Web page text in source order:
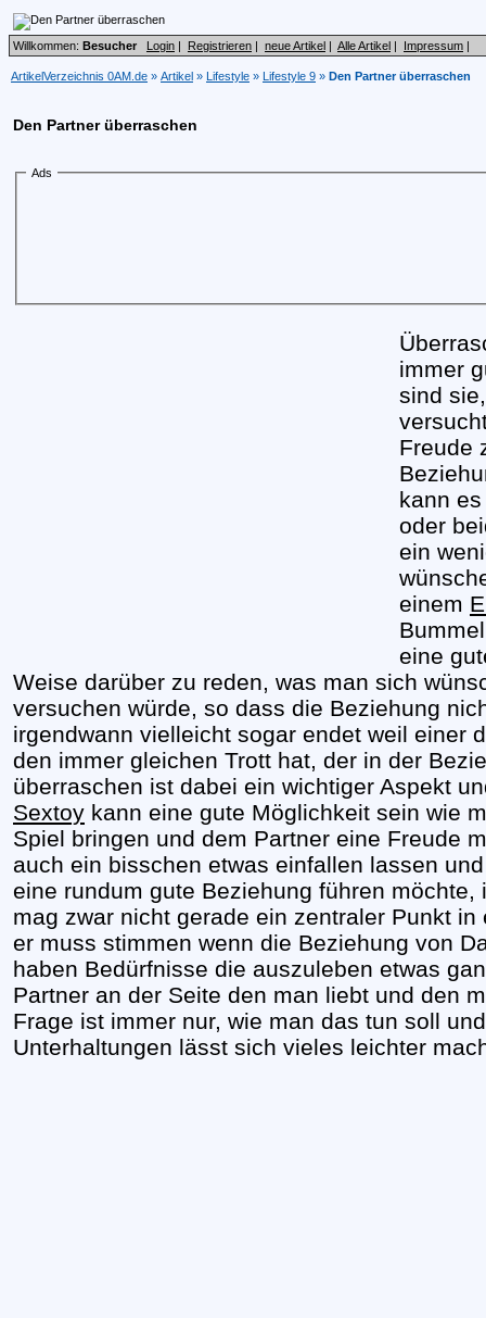
Willkommen: Besucher Login | Registrieren | neue Artikel | Alle Artikel | Impressum |
ArtikelVerzeichnis 0AM.de » Artikel » Lifestyle » Lifestyle 9 » Den Partner überraschen
Den Partner überraschen
Ads
immer
sind
Freude
kann
oder
ein
einem
eine
Weise darüber zu reden, was man sich
versuchen würde, so dass die Beziehung
irgendwann vielleicht sogar endet weil einer
den immer gleichen Trott hat, der in der
überraschen ist dabei ein wichtiger Aspekt
Sextoy kann eine gute Möglichkeit sein wie
Spiel bringen und dem Partner eine Freude
auch ein bisschen etwas einfallen lassen
eine rundum gute Beziehung führen
mag zwar nicht gerade ein zentraler Punkt
er muss stimmen wenn die Beziehung von
haben Bedürfnisse die auszuleben etwas
Partner an der Seite den man liebt und den
Frage ist immer nur, wie man das tun soll
Unterhaltungen lässt sich vieles leichter